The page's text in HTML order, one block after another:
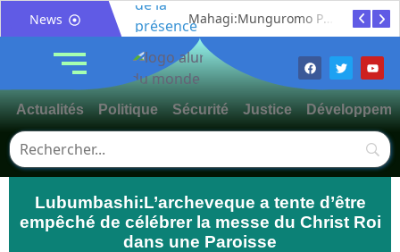
News Mahagi:Munguromo Pirowambe David alerte sur le renforcement de la présence de la CODECO et la prolifération des barrières illégales
Actualités Politique Sécurité Justice
Lubumbashi:L’archeveque a tente d’être
empêché de célébrer la messe du Christ Roi
dans une Paroisse